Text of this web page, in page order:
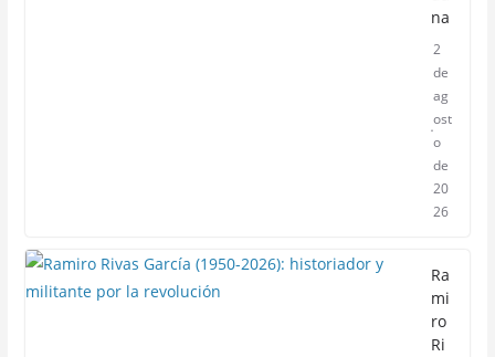
na
2
de
ag
ost
o
de
20
26
Ra
mi
ro
Ri